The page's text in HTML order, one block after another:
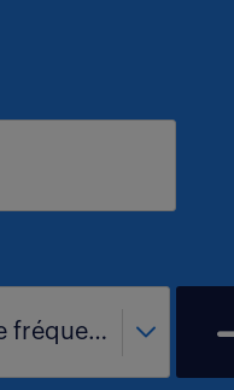
- sélectionner une fréquence -